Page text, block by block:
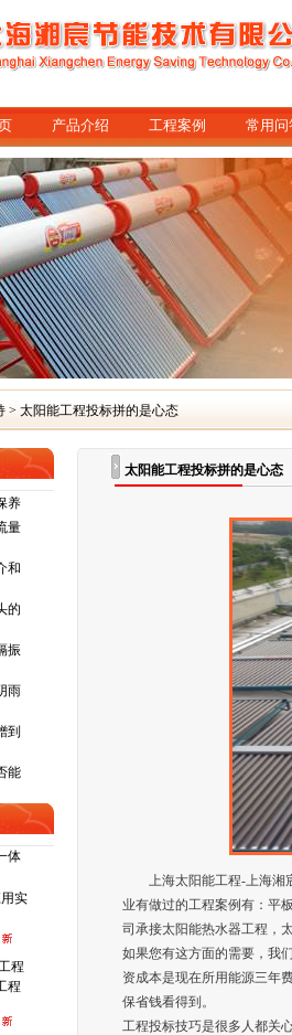
产品介绍 工程案例 常用问
> 太阳能工程投标拼的是心态
养
量
和
的
振
雨
到
能
体
实
程
程
太阳能工程投标拼的是心态
上海太阳能工程-上海湘
业有做过的工程案例有：平
司承接太阳能热水器工程，
如果您有这方面的需要，我
资成本是现在所用能源三年
保省钱看得到。
工程投标技巧是很多人都关